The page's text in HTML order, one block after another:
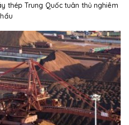
thép Trung Quốc tuân thủ nghiêm